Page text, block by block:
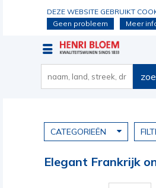
DEZE WEBSITE GEBRUIKT
Geen probleem
Meer
CATEGORIEËN
Elegant Frankrijk